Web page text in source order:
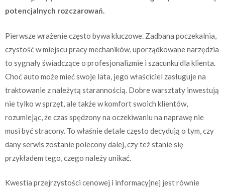
potencjalnych rozczarowań.
Pierwsze wrażenie często bywa kluczowe. Zadbana poczekalnia,
czystość w miejscu pracy mechaników, uporządkowane narzędzia
to sygnały świadczące o profesjonalizmie i szacunku dla klienta.
Choć auto może mieć swoje lata, jego właściciel zasługuje na
traktowanie z należytą starannością. Dobre warsztaty inwestują
nie tylko w sprzęt, ale także w komfort swoich klientów,
rozumiejąc, że czas spędzony na oczekiwaniu na naprawę nie
musi być stracony. To właśnie detale często decydują o tym, czy
dany serwis zostanie polecony dalej, czy też stanie się
przykładem tego, czego należy unikać.
Kwestia przejrzystości cenowej i informacyjnej jest równie